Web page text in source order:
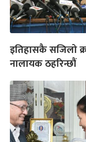
इतिहासकै सजिलो
नालायक ठहरिन्छौं